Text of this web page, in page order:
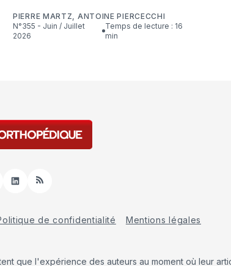
PIERRE MARTZ
ANTOINE PIERCECCHI
N°355 - Juin / Juillet
2026
Temps de lecture : 16
min
LinkedInRSS
de confidentialité Mentions légales
que l'expérience des auteurs au moment où leur